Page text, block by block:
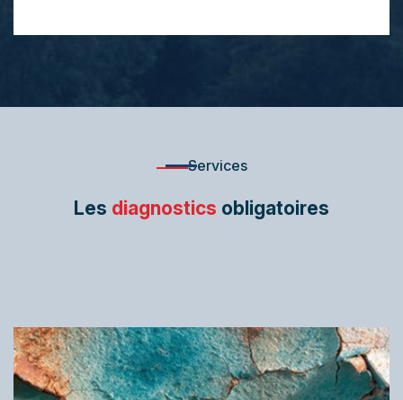
Services
Les diagnostics obligatoires